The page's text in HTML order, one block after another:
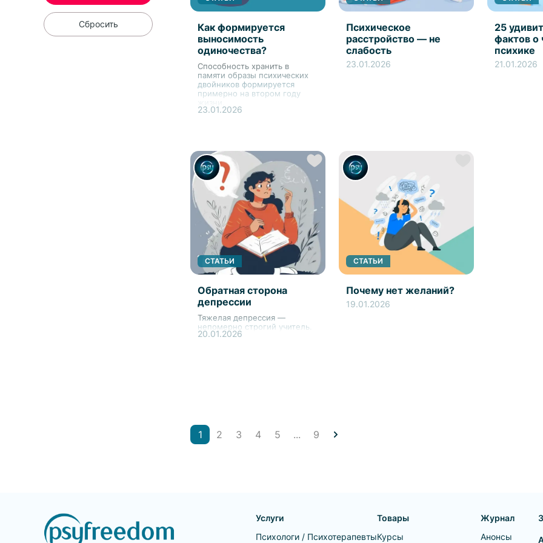
Сбросить
Как формируется
выносимость
одиночества?
Способность хранить в
памяти образы психических
двойников формируется
примерно на втором году
23.01.2026
Психическое
расстройство — не
слабость
23.01.2026
25
фактов о
психике
21.01.2026
СТАТЬИ
Обратная сторона
депрессии
Тяжелая депрессия —
непомерно строгий учитель.
20.01.2026
СТАТЬИ
Почему нет желаний?
19.01.2026
1 2 3 4 5 ... 9
Услуги
Психологи / Психотерапевты
Товары
Курсы
Журнал
Анонсы